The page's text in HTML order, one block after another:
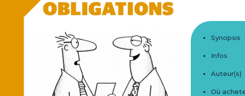
Synopsis
Infos
Auteur(s)
Où